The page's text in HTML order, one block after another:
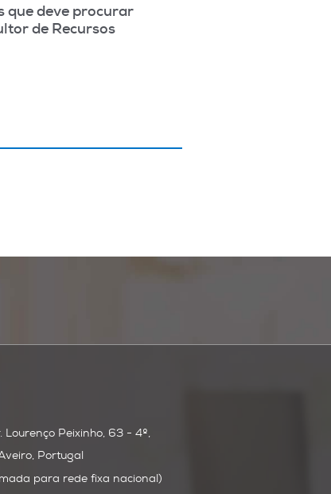
que deve procurar
de Recursos
Lourenço Peixinho, 63 - 4º,
Portugal
para rede fixa nacional)